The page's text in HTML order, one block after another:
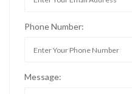
Phone Number:
Message: